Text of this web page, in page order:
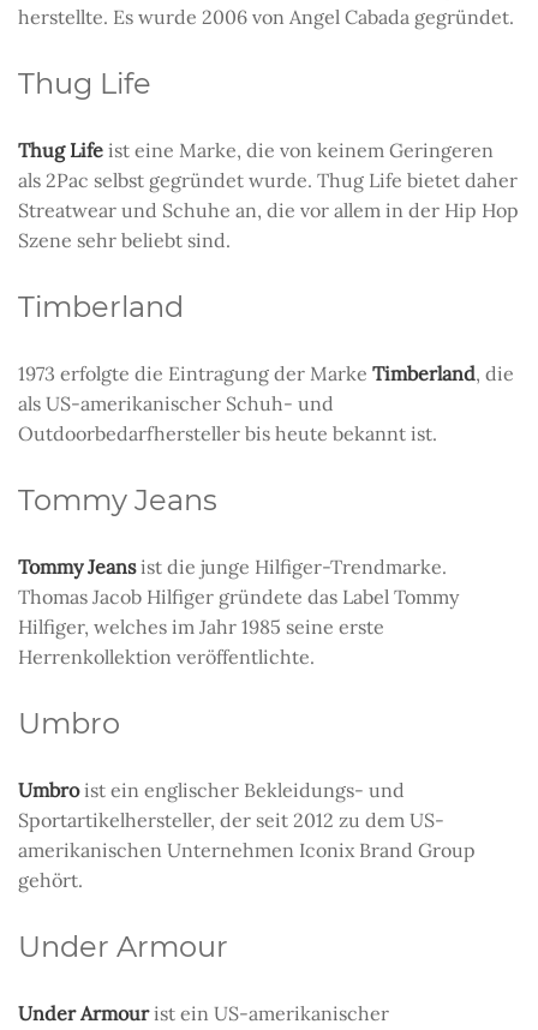
herstellte. Es wurde 2006 von Angel Cabada gegründet.
Thug Life
Thug Life ist eine Marke, die von keinem Geringeren
als 2Pac selbst gegründet wurde. Thug Life bietet daher
Streatwear und Schuhe an, die vor allem in der Hip Hop
Szene sehr beliebt sind.
Timberland
1973 erfolgte die Eintragung der Marke Timberland, die
als US-amerikanischer Schuh- und
Outdoorbedarfhersteller bis heute bekannt ist.
Tommy Jeans
Tommy Jeansist die junge Hilfiger-Trendmarke.
Thomas Jacob Hilfiger gründete das Label Tommy
Hilfiger, welches im Jahr 1985 seine erste
Herrenkollektion veröffentlichte.
Umbro
Umbroist ein englischer Bekleidungs- und
Sportartikelhersteller, der seit 2012 zu dem US-
amerikanischen Unternehmen Iconix Brand Group
gehört.
Under Armour
Under Armourist ein US-amerikanischer